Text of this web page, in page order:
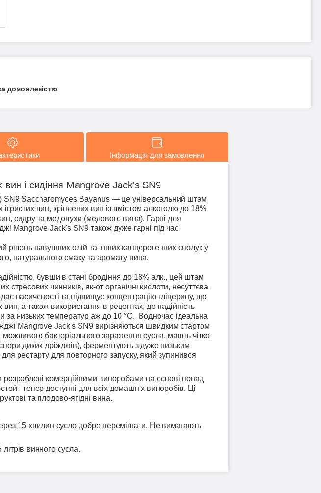
домовленістю
Інформація для замовлення
вин і сидіння Mangrove Jack's SN9
SN9 Saccharomyces Bayanus — це універсальний штам
вин, кріплених вин із вмістом алкоголю до 18%
сидру та медовухи (медового вина). Гарні для
Mangrove Jack's SN9 також дуже гарні під час
навушних олій та інших канцерогенних сполук у
натурального смаку та аромату вина.
бувши в стані бродіння до 18% алк., цей штам
стресових чинників, як-от органічні кислоти, несуттєва
насиченості та підвищує концентрацію гліцерину, що
а також використання в рецептах, де надійність
низьких температур аж до 10 °C. Водночас ідеальна
Mangrove Jack's SN9 вирізняються швидким стартом
бактеріального зараження сусла, мають чітко
диких дріжджів), ферментують з дуже низьким
рестарту для повторного запуску, який зупинився
комерційними виноробами на основі понад
і тепер доступні для всіх домашніх виноробів. Ці
та плодово-ягідні вина.
15 хвилин сусло добре перемішати. Не вимагають
винного сусла.